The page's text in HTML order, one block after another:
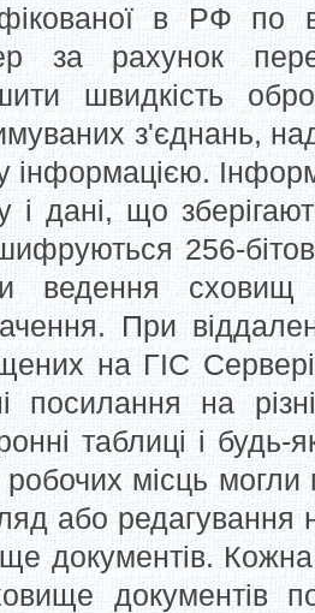
в РФ по
за рахунок
швидкість
з'єднань,
інформацією.
і дані, що
256-
ведення сховищ
При
на ГІС
посилання на
таблиці і
робочих місць
або редагування
документів.
документів